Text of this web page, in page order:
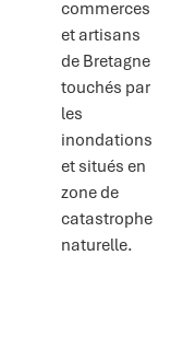
commerces
et artisans
de Bretagne
touchés par
les
inondations
et situés en
zone de
catastrophe
naturelle.